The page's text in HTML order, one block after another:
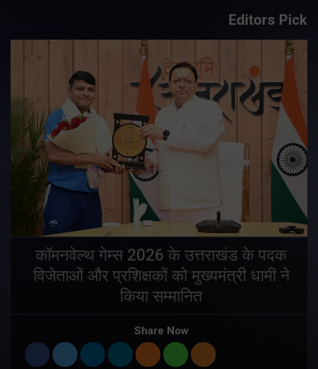
Editors Pick
कॉमनवेल्थ गेम्स 2026 के उत्तराखंड के पदक
विजेताओं और प्रशिक्षकों को मुख्यमंत्री धामी ने
किया सम्मानित
Share Now